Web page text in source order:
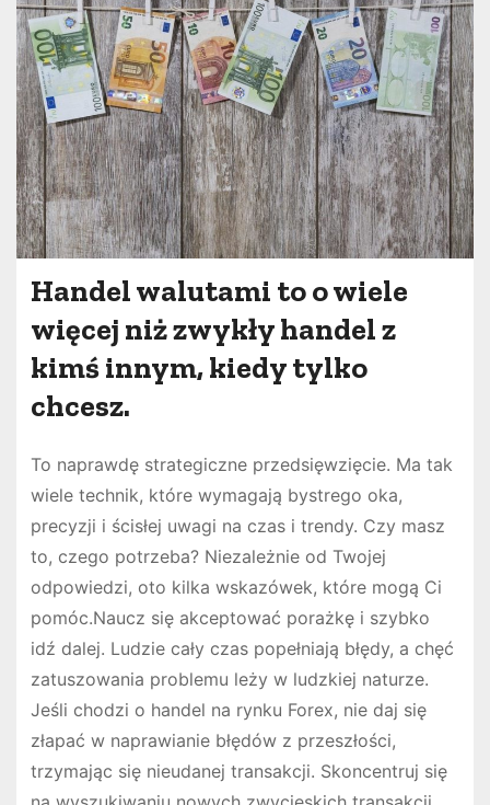
Handel walutami to o wiele
więcej niż zwykły handel z
kimś innym, kiedy tylko
chcesz.
To naprawdę strategiczne przedsięwzięcie. Ma tak
wiele technik, które wymagają bystrego oka,
precyzji i ścisłej uwagi na czas i trendy. Czy masz
to, czego potrzeba? Niezależnie od Twojej
odpowiedzi, oto kilka wskazówek, które mogą Ci
pomóc.Naucz się akceptować porażkę i szybko
idź dalej. Ludzie cały czas popełniają błędy, a chęć
zatuszowania problemu leży w ludzkiej naturze.
Jeśli chodzi o handel na rynku Forex, nie daj się
złapać w naprawianie błędów z przeszłości,
trzymając się nieudanej transakcji. Skoncentruj się